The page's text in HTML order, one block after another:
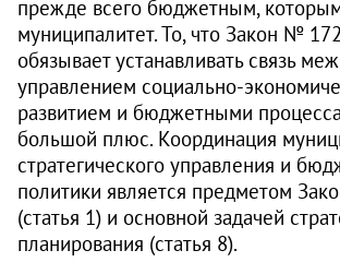
прежде всего бюджетным,
муниципалитет. То, что Закон №
обязывает устанавливать связь
управлением социально-
развитием и бюджетными
большой плюс. Координация
стратегического управления и
политики является предметом
(статья 1) и основной задачей
планирования (статья 8).